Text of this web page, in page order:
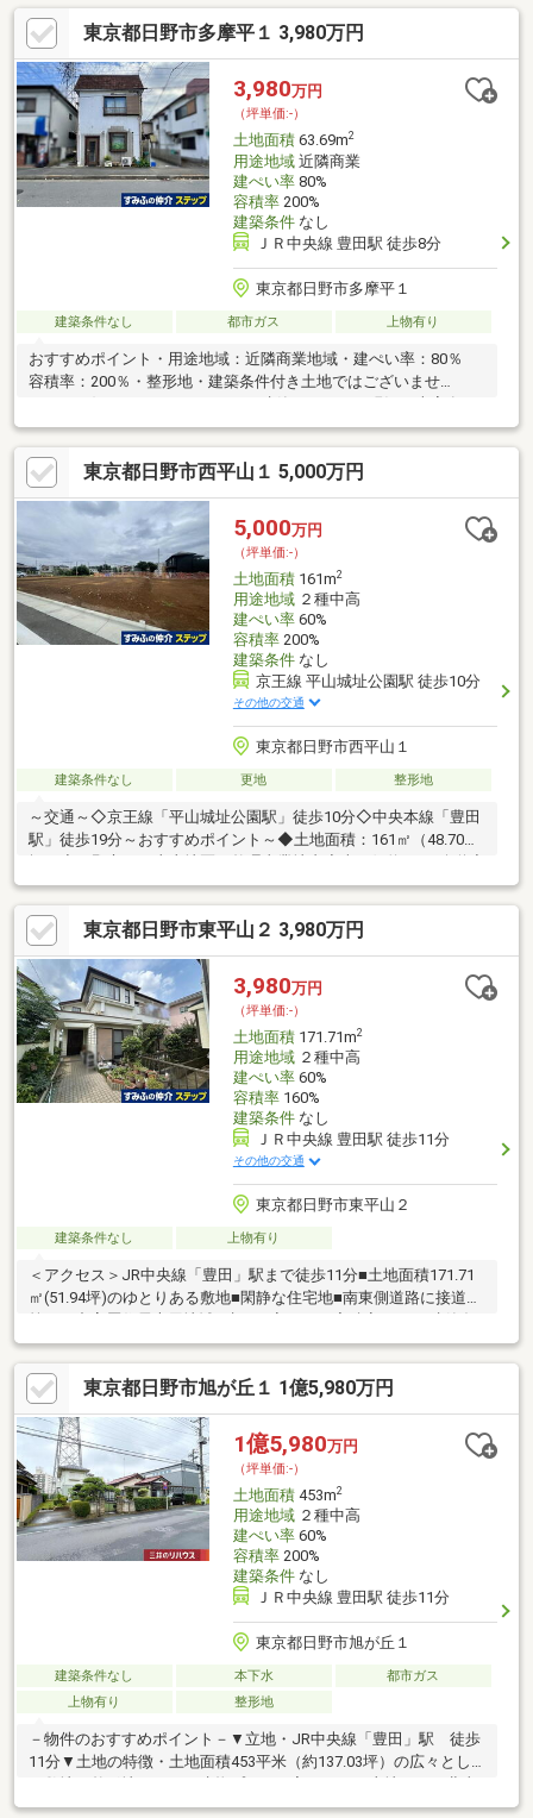
状：古家付・個別水道・公営水道・本下水◇周辺環境◇・サンド
ラッグ 南平店 約450ｍ・コインランドリーさわやかピュア日野
南平店 約450ｍ・ヤオコー 日野南平店 約550ｍ当社では住宅ロ
ーンや住み替え・リフォーム等のご相談も随時承っております。
お家に関するご要望は一度弊社までご相談ください！
東京都日野市多摩平１ 3,980万円
3,980万円
（坪単価:-）
土地面積63.69m2
用途地域近隣商業
建ぺい率80%
容積率200%
建築条件なし
ＪＲ中央線 豊田駅 徒歩8分
東京都日野市多摩平１
建築条件なし 都市ガス 上物有り
おすすめポイント・用途地域：近隣商業地域・建ぺい率：80％
容積率：200％・整形地・建築条件付き土地ではございませ
ん。 お好きなハウスメーカーで建築できます。現況：古家有
東京都日野市西平山１ 5,000万円
5,000万円
（坪単価:-）
土地面積161m2
用途地域２種中高
建ぺい率60%
容積率200%
建築条件なし
京王線 平山城址公園駅 徒歩10分
その他の交通
東京都日野市西平山１
建築条件なし 更地 整形地
～交通～◇京王線「平山城址公園駅」徒歩10分◇中央本線「豊田
駅」徒歩19分～おすすめポイント～◆土地面積：161㎡（48.70
建築条件付き土地ではございません◆お好きなハウスメーカーに
て建築可能
東京都日野市東平山２ 3,980万円
3,980万円
（坪単価:-）
土地面積171.71m2
用途地域２種中高
建ぺい率60%
容積率160%
建築条件なし
ＪＲ中央線 豊田駅 徒歩11分
その他の交通
東京都日野市東平山２
建築条件なし 上物有り
＜アクセス＞JR中央線「豊田」駅まで徒歩11分■土地面積171.71
㎡(51.94坪)のゆとりある敷地■閑静な住宅地■南東側道路に接道■
件付き土地ではございません。 お好きなハウスメーカーで建築
可能です。
東京都日野市旭が丘１ 1億5,980万円
1億5,980万円
（坪単価:-）
土地面積453m2
用途地域２種中高
建ぺい率60%
容積率200%
建築条件なし
ＪＲ中央線 豊田駅 徒歩11分
東京都日野市旭が丘１
建築条件なし 本下水
都市ガス
上物有り
整形地
－物件のおすすめポイント－▼立地・JR中央線「豊田」駅 徒歩
11分▼土地の特徴・土地面積453平米（約137.03坪）の広々とし
側約8.0ｍ公道に面す・建築条件付き土地ではございませんの